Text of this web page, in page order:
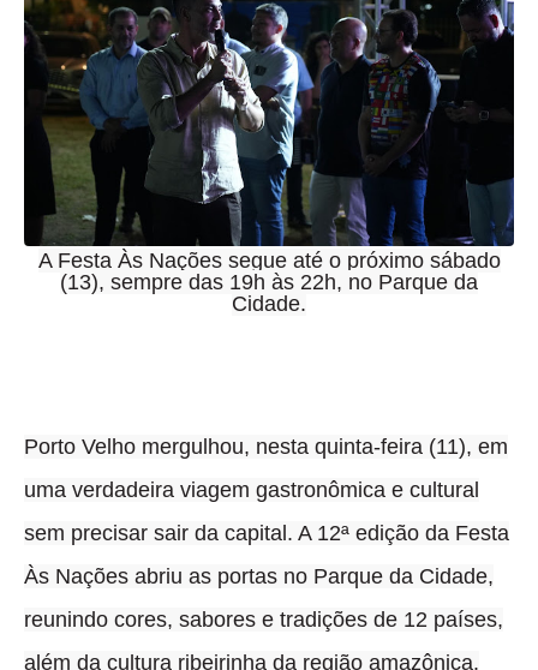
A Festa Às Nações segue até o próximo sábado
(13), sempre das 19h às 22h, no Parque da
Cidade.
Porto Velho mergulhou, nesta quinta-feira (11), em
uma verdadeira viagem gastronômica e cultural
sem precisar sair da capital . A 12ª edição da Festa
Às Nações abriu as portas no Parque da Cidade,
reunindo cores, sabores e tradições de 12 países,
além da cultura ribeirinha da região amazônica.